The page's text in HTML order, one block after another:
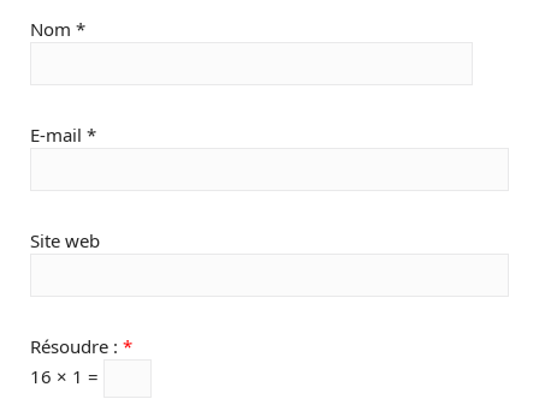
Nom *
E-mail *
Site web
Résoudre : *
16 × 1 =